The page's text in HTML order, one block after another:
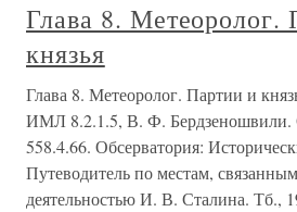
Глава 8. Метеоролог.
князья
Глава 8. Метеоролог. Партии и
ИМЛ 8.2.1.5, В. Ф.
558.4.66. Обсерватория:
Путеводитель по местам,
деятельностью И. В. Сталина. Тб.,